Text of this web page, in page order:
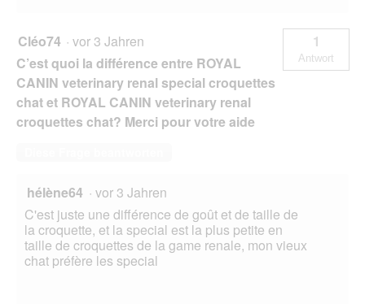
Cléo74 · vor 3 Jahren
C’est quoi la différence entre ROYAL
CANIN veterinary renal special croquettes
chat et ROYAL CANIN veterinary renal
croquettes chat? Merci pour votre aide
1
Antwort
hélène64 · vor 3 Jahren
C'est juste une différence de goût et de taille de
la croquette, et la special est la plus petite en
taille de croquettes de la game renale, mon vieux
chat préfère les special